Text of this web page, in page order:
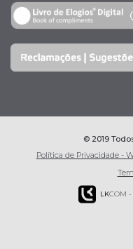
© 2019
Política de Privacidade -
LKCOM -